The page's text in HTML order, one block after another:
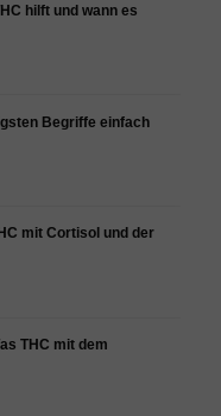
hilft und wann es
Begriffe einfach
mit Cortisol und der
THC mit dem